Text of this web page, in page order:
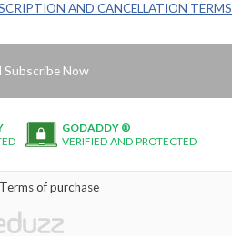
AND CANCELLATION TERMS
Subscribe Now
GODADDY ®
VERIFIED AND PROTECTED
Terms of purchase